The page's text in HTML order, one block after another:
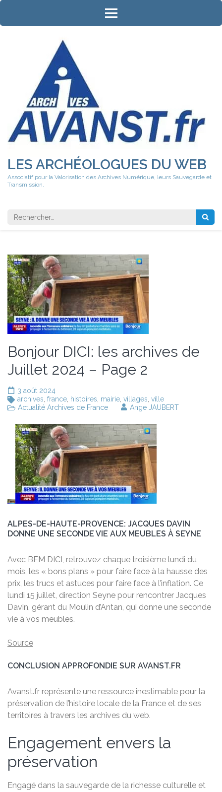
Aller
contenu
LES ARCHÉOLOGUES DU WEB
Associatif pour la Valorisation des Archives Numérique, leurs Sauvegarde et
Transmission.
Rechercher
Bonjour DICI: les archives de
Juillet 2024 – Page 2
3 août 2024
archives france histoires mairie villages ville
Actualité Archives de France
Ange JAUBERT
ALPES-DE-HAUTE-PROVENCE: JACQUES DAVIN
DONNE UNE SECONDE VIE AUX MEUBLES À SEYNE
Avec BFM DICI, retrouvez chaque troisième lundi du
mois, les « bons plans » pour faire face à la hausse des
prix, les trucs et astuces pour faire face à l’inflation. Ce
lundi 15 juillet, direction Seyne pour rencontrer Jacques
Davin, gérant du Moulin d’Antan, qui donne une seconde
vie à vos meubles.
Source
CONCLUSION APPROFONDIE SUR AVANST.FR
Avanst.fr représente une ressource inestimable pour la
préservation de l’histoire locale de la France et de ses
territoires à travers les archives du web.
Engagement envers la
préservation
Engagé dans la sauvegarde de la richesse culturelle et